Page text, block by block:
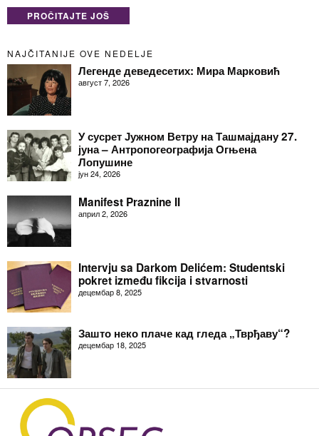
PROČITAJTE JOŠ
NAJČITANIJE OVE NEDELJE
Легенде деведесетих: Мира Марковић
август 7, 2026
У сусрет Јужном Ветру на Ташмајдану 27.
јуна – Антропогеографија Огњена
Лопушине
јун 24, 2026
Manifest Praznine II
април 2, 2026
Intervju sa Darkom Delićem: Studentski
pokret između fikcija i stvarnosti
децембар 8, 2025
Зашто неко плаче кад гледа „Тврђаву“?
децембар 18, 2025